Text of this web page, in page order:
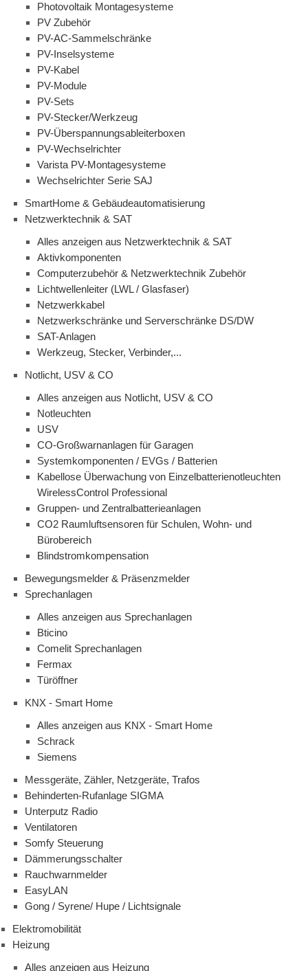
Photovoltaik Montagesysteme
PV Zubehör
PV-AC-Sammelschränke
PV-Inselsysteme
PV-Kabel
PV-Module
PV-Sets
PV-Stecker/Werkzeug
PV-Überspannungsableiterboxen
PV-Wechselrichter
Varista PV-Montagesysteme
Wechselrichter Serie SAJ
SmartHome & Gebäudeautomatisierung
Netzwerktechnik & SAT
Alles anzeigen aus Netzwerktechnik & SAT
Aktivkomponenten
Computerzubehör & Netzwerktechnik Zubehör
Lichtwellenleiter (LWL / Glasfaser)
Netzwerkkabel
Netzwerkschränke und Serverschränke DS/DW
SAT-Anlagen
Werkzeug, Stecker, Verbinder,...
Notlicht, USV & CO
Alles anzeigen aus Notlicht, USV & CO
Notleuchten
USV
CO-Großwarnanlagen für Garagen
Systemkomponenten / EVGs / Batterien
Kabellose Überwachung von Einzelbatterienotleuchten
WirelessControl Professional
Gruppen- und Zentralbatterieanlagen
CO2 Raumluftsensoren für Schulen, Wohn- und
Bürobereich
Blindstromkompensation
Bewegungsmelder & Präsenzmelder
Sprechanlagen
Alles anzeigen aus Sprechanlagen
Bticino
Comelit Sprechanlagen
Fermax
Türöffner
KNX - Smart Home
Alles anzeigen aus KNX - Smart Home
Schrack
Siemens
Messgeräte, Zähler, Netzgeräte, Trafos
Behinderten-Rufanlage SIGMA
Unterputz Radio
Ventilatoren
Somfy Steuerung
Dämmerungsschalter
Rauchwarnmelder
EasyLAN
Gong / Syrene/ Hupe / Lichtsignale
Elektromobilität
Heizung
Alles anzeigen aus Heizung